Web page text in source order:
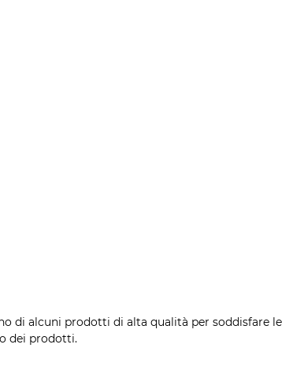
di alcuni prodotti di alta qualità per soddisfare le
dei prodotti.